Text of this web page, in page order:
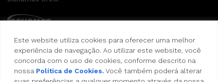
Este website utiliza cookies para oferecer uma melhor
experiência de navegação. Ao utilizar este website, você
concorda com o uso de cookies, conforme descrito na
nossa Política de Cookies. Você também poderá alterar
Pague suas compras com o Bahamas Cred
Formas de pagamento: